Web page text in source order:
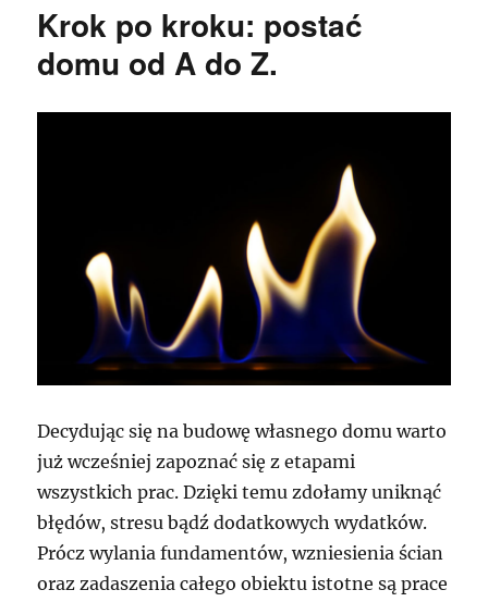
Krok po kroku: postać
domu od A do Z.
Decydując się na budowę własnego domu warto
już wcześniej zapoznać się z etapami
wszystkich prac. Dzięki temu zdołamy uniknąć
błędów, stresu bądź dodatkowych wydatków.
Prócz wylania fundamentów, wzniesienia ścian
oraz zadaszenia całego obiektu istotne są prace